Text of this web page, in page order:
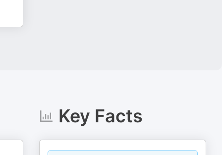
Key Facts